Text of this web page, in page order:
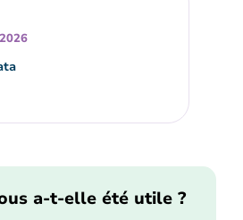
a-t-elle été utile ?